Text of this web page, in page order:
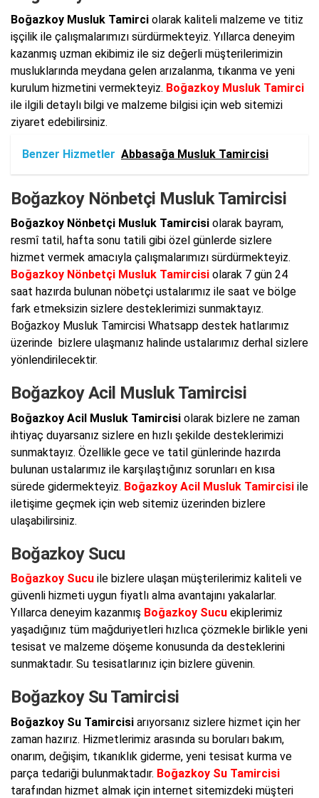
Boğazkoy Musluk Tamirci olarak kaliteli malzeme ve titiz
işçilik ile çalışmalarımızı sürdürmekteyiz. Yıllarca deneyim
kazanmış uzman ekibimiz ile siz değerli müşterilerimizin
musluklarında meydana gelen arızalanma, tıkanma ve yeni
kurulum hizmetini vermekteyiz. Boğazkoy Musluk Tamirci
ile ilgili detaylı bilgi ve malzeme bilgisi için web sitemizi
ziyaret edebilirsiniz.
Benzer Hizmetler Abbasağa Musluk Tamircisi
Boğazkoy Nönbetçi Musluk Tamircisi
Boğazkoy Nönbetçi Musluk Tamircisi olarak bayram,
resmî tatil, hafta sonu tatili gibi özel günlerde sizlere
hizmet vermek amacıyla çalışmalarımızı sürdürmekteyiz.
Boğazkoy Nönbetçi Musluk Tamircisi olarak 7 gün 24
saat hazırda bulunan nöbetçi ustalarımız ile saat ve bölge
fark etmeksizin sizlere desteklerimizi sunmaktayız.
Boğazkoy Musluk Tamircisi Whatsapp destek hatlarımız
üzerinde bizlere ulaşmanız halinde ustalarımız derhal sizlere
yönlendirilecektir.
Boğazkoy Acil Musluk Tamircisi
Boğazkoy Acil Musluk Tamircisi olarak bizlere ne zaman
ihtiyaç duyarsanız sizlere en hızlı şekilde desteklerimizi
sunmaktayız. Özellikle gece ve tatil günlerinde hazırda
bulunan ustalarımız ile karşılaştığınız sorunları en kısa
sürede gidermekteyiz. Boğazkoy Acil Musluk Tamircisi ile
iletişime geçmek için web sitemiz üzerinden bizlere
ulaşabilirsiniz.
Boğazkoy Sucu
Boğazkoy Sucu ile bizlere ulaşan müşterilerimiz kaliteli ve
güvenli hizmeti uygun fiyatlı alma avantajını yakalarlar.
Yıllarca deneyim kazanmış Boğazkoy Sucu ekiplerimiz
yaşadığınız tüm mağduriyetleri hızlıca çözmekle birlikle yeni
tesisat ve malzeme döşeme konusunda da desteklerini
sunmaktadır. Su tesisatlarınız için bizlere güvenin.
Boğazkoy Su Tamircisi
Boğazkoy Su Tamircisi arıyorsanız sizlere hizmet için her
zaman hazırız. Hizmetlerimiz arasında su boruları bakım,
onarım, değişim, tıkanıklık giderme, yeni tesisat kurma ve
parça tedariği bulunmaktadır. Boğazkoy Su Tamircisi
tarafından hizmet almak için internet sitemizdeki müşteri